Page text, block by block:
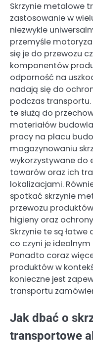
Skrzynie metalowe
zastosowanie w
niezwykle
przemyśle
się je do przewozu
komponentów
odporność na
nadają się do
podczas transportu.
te służą do
materiałów
pracy na placu
magazynowaniu
wykorzystywane do
towarów oraz ich
lokalizacjami.
spotkać skrzynie
przewozu
higieny oraz
Skrzynie te są
co czyni je
Ponadto coraz
produktów w
konieczne jest
transportu
Jak dbać o
transportowe